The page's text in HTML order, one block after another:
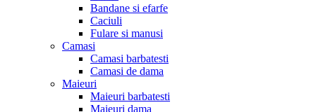
Bandane si efarfe
Caciuli
Fulare si manusi
Camasi
Camasi barbatesti
Camasi de dama
Maieuri
Maieuri barbatesti
Maieuri dama